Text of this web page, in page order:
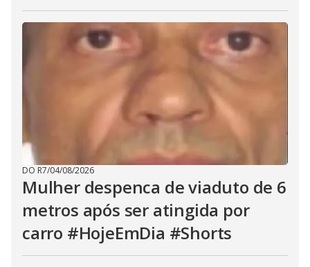
DO R7/04/08/2026
Mulher despenca de viaduto de 6
metros após ser atingida por
carro #HojeEmDia #Shorts